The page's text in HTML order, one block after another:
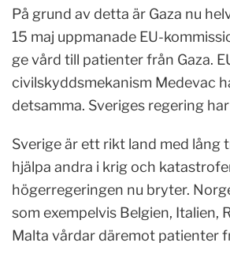
På grund av detta är Gaza nu
15 maj uppmanade EU-
ge vård till patienter från Gaza.
civilskyddsmekanism Medevac
detsamma. Sveriges regering
Sverige är ett rikt land med lång
hjälpa andra i krig och
högerregeringen nu bryter.
som exempelvis Belgien, Italien,
Malta vårdar däremot patienter